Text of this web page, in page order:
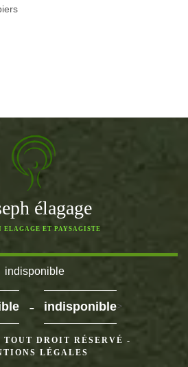
élagage
ELAGAGE ET PAYSAGISTE
indisponible
- indisponible>
TOUT DROIT RÉSERVÉ -
LÉGALES